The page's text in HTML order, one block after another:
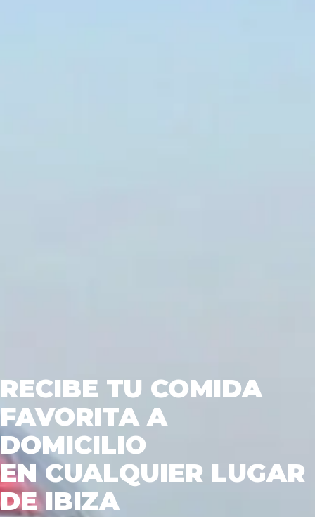
RECIBE TU COMIDA
FAVORITA A
DOMICILIO
EN CUALQUIER LUGAR
DE IBIZA